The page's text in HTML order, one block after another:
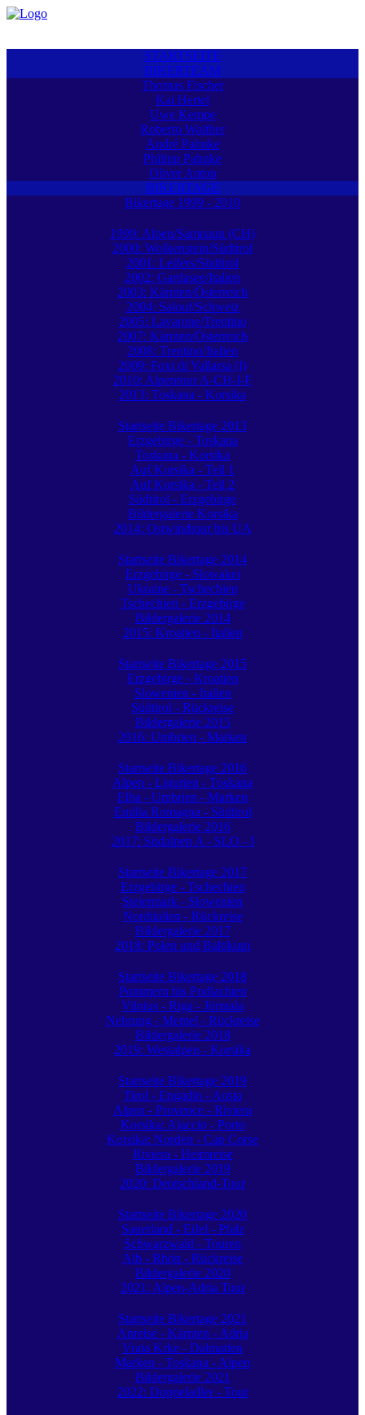
STARTSEITE
BIKERTEAM
Thomas Fischer
Kai Hertel
Uwe Kempe
Roberto Walther
André Pahnke
Philipp Pahnke
Oliver Anton
BIKERTAGE
Bikertage 1999 - 2010
1999: Alpen/Samnaun (CH)
2000: Wolkenstein/Südtirol
2001: Leifers/Südtirol
2002: Gardasee/Italien
2003: Kärnten/Österreich
2004: Salouf/Schweiz
2005: Lavarone/Trentino
2007: Kärnten/Österreich
2008: Trentino/Italien
2009: Foxi di Vallarsa (I)
2010: Alpentour A-CH-I-F
2013: Toskana - Korsika
Startseite Bikertage 2013
Erzgebirge - Toskana
Toskana - Korsika
Auf Korsika - Teil 1
Auf Korsika - Teil 2
Südtirol - Erzgebirge
Bildergalerie Korsika
2014: Ostwindtour bis UA
Startseite Bikertage 2014
Erzgebirge - Slowakei
Ukraine - Tschechien
Tschechien - Erzgebirge
Bildergalerie 2014
2015: Kroatien - Italien
Startseite Bikertage 2015
Erzgebirge - Kroatien
Slowenien - Italien
Südtirol - Rückreise
Bildergalerie 2015
2016: Umbrien - Marken
Startseite Bikertage 2016
Alpen - Ligurien - Toskana
Elba - Umbrien - Marken
Emilia Romagna - Südtirol
Bildergalerie 2016
2017: Südalpen A - SLO - I
Startseite Bikertage 2017
Erzgebirge - Tschechien
Steiermark - Slowenien
Norditalien - Rückreise
Bildergalerie 2017
2018: Polen und Baltikum
Startseite Bikertage 2018
Pommern bis Podlachien
Vilnius - Riga - Jürmala
Nehrung - Memel - Rückreise
Bildergalerie 2018
2019: Westalpen - Korsika
Startseite Bikertage 2019
Tirol - Engadin - Aosta
Alpen - Provence - Riviera
Korsika: Ajaccio - Porto
Korsika: Norden - Cap Corse
Riviera - Heimreise
Bildergalerie 2019
2020: Deutschland-Tour
Startseite Bikertage 2020
Sauerland - Eifel - Pfalz
Schwarzwald - Touren
Alb - Rhön - Rückreise
Bildergalerie 2020
2021: Alpen-Adria Tour
Startseite Bikertage 2021
Anreise - Kärnten - Adria
Vrata Krke - Dalmatien
Marken - Toskana - Alpen
Bildergalerie 2021
2022: Doppeladler - Tour